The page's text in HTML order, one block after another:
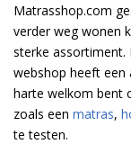
Matrasshop.com
verder weg wonen
sterke assortiment.
webshop heeft een
harte welkom bent
zoals een matras,
te testen.